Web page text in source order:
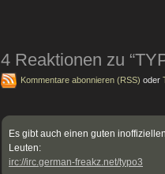
4 Reaktionen zu
Kommentare abonnieren (RSS) oder
Es gibt auch einen guten
Leuten:
irc://irc.german-freakz.net/typo3